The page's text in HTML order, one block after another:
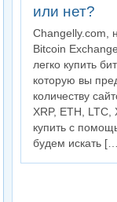
или нет?
Changelly.com,
Bitcoin
легко купить
которую вы
количеству
XRP, ETH,
купить с
будем искать